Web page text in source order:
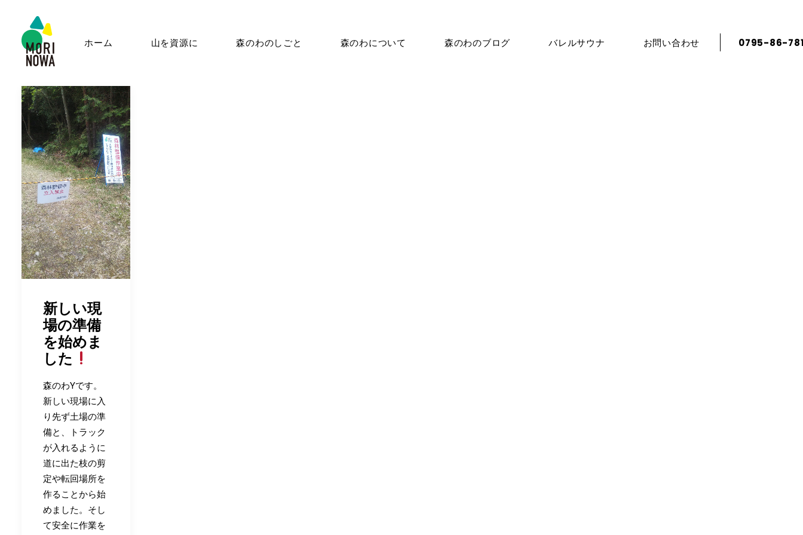
ホーム 山を資源に 森のわのしごと 森のわについて 森のわのブログ バレルサウナ お問い合わせ 0795-86-
新しい現
場の準備
を始めま
した
森のわYです。
新しい現場に入
り先ず土場の準
備と、トラック
が入れるように
道に出た枝の剪
定や転回場所を
作ることから始
めました。そし
て安全に作業を